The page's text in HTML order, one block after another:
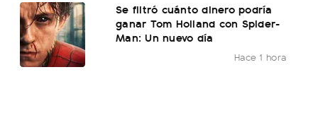
Se filtró cuánto dinero podría
ganar Tom Holland con Spider-
Man: Un nuevo día
Hace 1 hora